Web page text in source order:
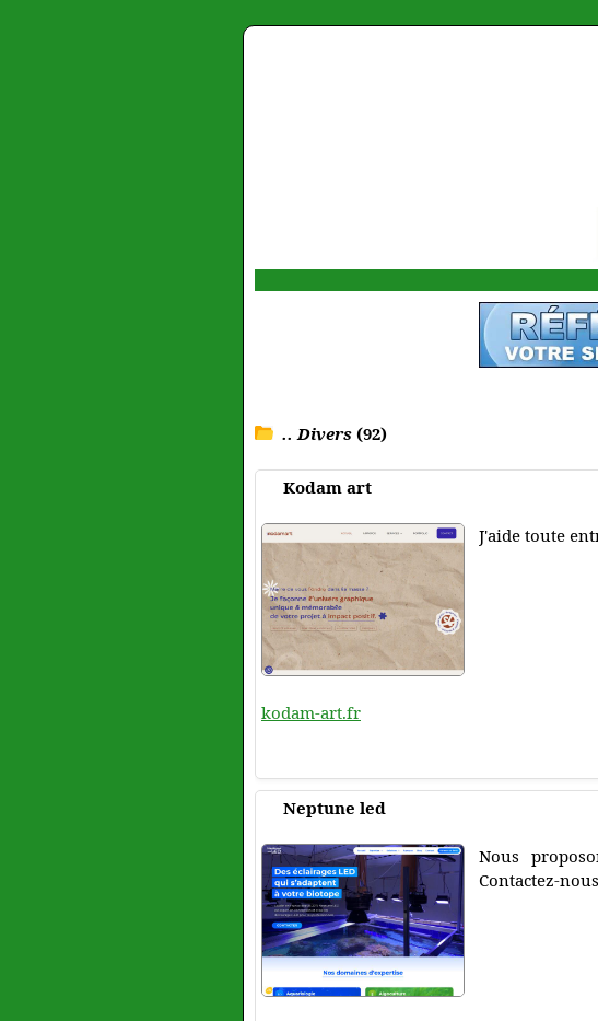
.. Divers (92)
Kodam art
J'aide toute
kodam-art.fr
Neptune led
Nous
Contactez-